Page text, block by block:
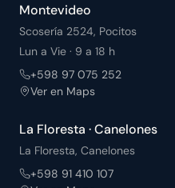
Montevideo
Scosería 2524, Pocitos
Lun a Vie · 9 a 18 h
+598 97 075 252
Ver en Maps
La Floresta · Canelones
La Floresta, Canelones
+598 91 410 107